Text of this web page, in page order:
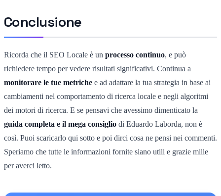
Conclusione
Ricorda che il SEO Locale è un processo continuo, e può
richiedere tempo per vedere risultati significativi. Continua a
monitorare le tue metriche e ad adattare la tua strategia in base ai
cambiamenti nel comportamento di ricerca locale e negli algoritmi
dei motori di ricerca. E se pensavi che avessimo dimenticato la
guida completa e il mega consiglio di Eduardo Laborda, non è
così. Puoi scaricarlo qui sotto e poi dirci cosa ne pensi nei commenti.
Speriamo che tutte le informazioni fornite siano utili e grazie mille
per averci letto.